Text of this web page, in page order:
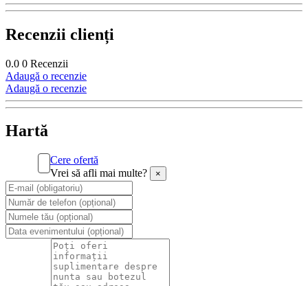
Recenzii clienți
0.0 0 Recenzii
Adaugă o recenzie
Adaugă o recenzie
Hartă
Cere ofertă
Vrei să afli mai multe?
×